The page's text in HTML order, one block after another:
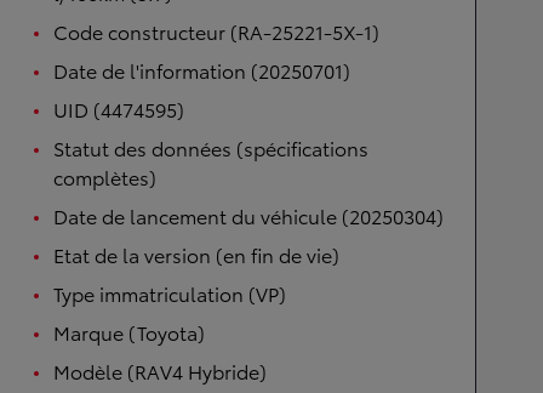
Code constructeur (RA-25221-5X-1)
Date de l'information (20250701)
UID (4474595)
Statut des données (spécifications
complètes)
Date de lancement du véhicule (20250304)
Etat de la version (en fin de vie)
Type immatriculation (VP)
Marque (Toyota)
Modèle (RAV4 Hybride)